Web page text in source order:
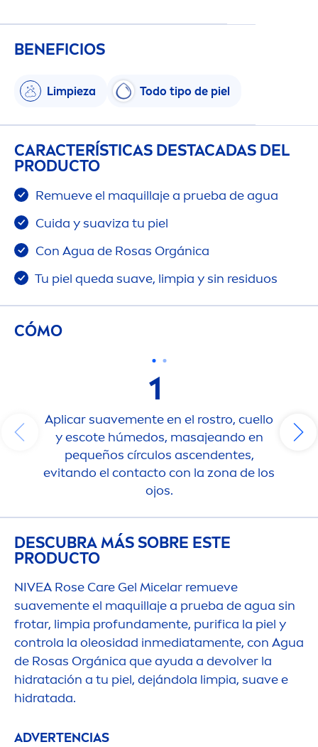
BENEFICIOS
Limpieza Todo tipo de piel
CARACTERÍSTICAS DESTACADAS DEL
PRODUCTO
Remueve el maquillaje a prueba de agua
Cuida y suaviza tu piel
Con Agua de Rosas Orgánica
Tu piel queda suave, limpia y sin residuos
CÓMO
1
Aplicar suavemente en el rostro, cuello
y escote húmedos, masajeando en
pequeños círculos ascendentes,
evitando el contacto con la zona de los
ojos.
DESCUBRA MÁS SOBRE ESTE
PRODUCTO
NIVEA Rose Care Gel Micelar remueve
suavemente el maquillaje a prueba de agua sin
frotar, limpia profundamente, purifica la piel y
controla la oleosidad inmediatamente, con Agua
de Rosas Orgánica que ayuda a devolver la
hidratación a tu piel, dejándola limpia, suave e
hidratada.
ADVERTENCIAS